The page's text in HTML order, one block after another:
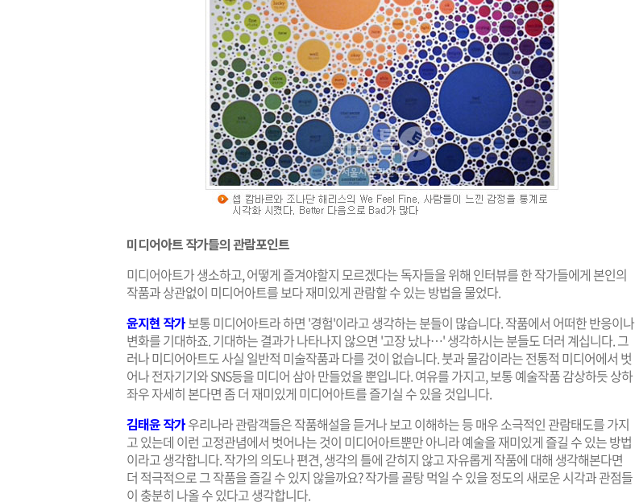
미디어아트 작가들의 관람포인트
미디어아트가 생소하고, 어떻게 즐겨야할지 모르겠다는 독자들을 위해 인터뷰를 한 작가들에게 본인의
작품과 상관없이 미디어아트를 보다 재미있게 관람할 수 있는 방법을 물었다.
윤지현 작가보통 미디어아트라 하면 '경험'이라고 생각하는 분들이 많습니다. 작품에서 어떠한 반응이나
변화를 기대하죠. 기대하는 결과가 나타나지 않으면 '고장 났나…' 생각하시는 분들도 더러 계십니다. 그
러나 미디어아트도 사실 일반적 미술작품과 다를 것이 없습니다. 붓과 물감이라는 전통적 미디어에서 벗
어나 전자기기와 SNS등을 미디어 삼아 만들었을 뿐입니다. 여유를 가지고, 보통 예술작품 감상하듯 상하
좌우 자세히 본다면 좀 더 재미있게 미디어아트를 즐기실 수 있을 것입니다.
김태윤 작가우리나라 관람객들은 작품해설을 듣거나 보고 이해하는 등 매우 소극적인 관람태도를 가지
고 있는데 이런 고정관념에서 벗어나는 것이 미디어아트뿐만 아니라 예술을 재미있게 즐길 수 있는 방법
이라고 생각합니다. 작가의 의도나 편견, 생각의 틀에 갇히지 않고 자유롭게 작품에 대해 생각해본다면
더 적극적으로 그 작품을 즐길 수 있지 않을까요? 작가를 골탕 먹일 수 있을 정도의 새로운 시각과 관점들
이 충분히 나올 수 있다고 생각합니다.